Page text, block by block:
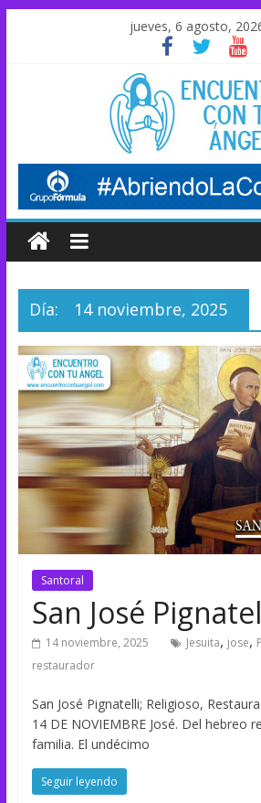
jueves, 6 agosto,
Día: 14 noviembre, 2025
Santoral
San José
14 noviembre, 2025 Jesuita, jose,
restaurador
San José Pignatelli; Religioso,
14 DE NOVIEMBRE José. Del hebreo
familia. El undécimo
Seguir leyendo